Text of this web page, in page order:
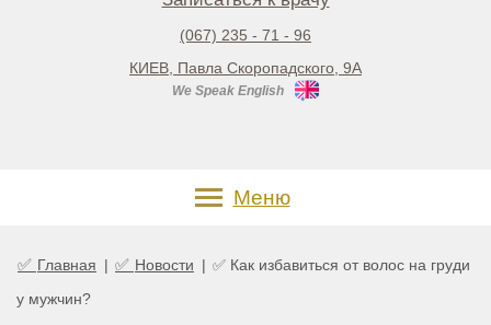
(067) 235 - 71 - 96
КИЕВ, Павла Скоропадского, 9А
We Speak English
Меню
✅ Главная | ✅ Новости | ✅ Как избавиться от волос на груди
у мужчин?